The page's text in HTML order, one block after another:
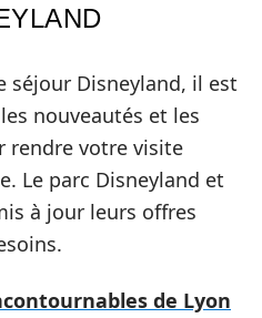
séjour Disneyland, il est
nouveautés et les
rendre votre visite
Le parc Disneyland et
à jour leurs offres
de Lyon